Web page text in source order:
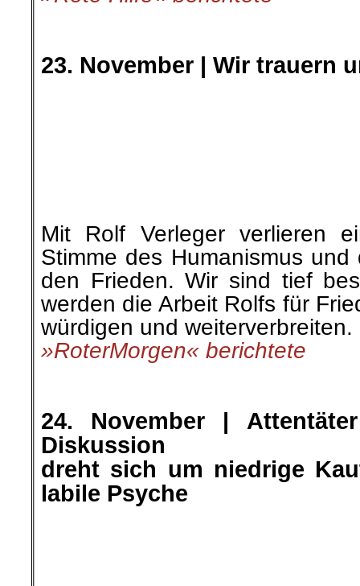
Diskussion
labile Psyche
Das US-Justizsystem ist
ausgerichtet. Die ganze
darum, obder Mann
psychologische Profil ihn
oder ob überhaupt ein
angefertigt wurde. Nein, es
Kaution. DasSchlimmeist,
Volkskorrespondent Rui Filipe
auf »InfoWelt«
.
.
24. November |